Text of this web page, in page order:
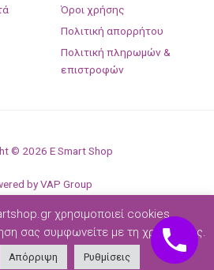
Όροι χρήσης
Πολιτική απορρήτου
Πολιτική πληρωμών &
επιστροφών
© 2026 E Smart Shop
by VAP Group
χρησιμοποιεί cookies,
σας συμφωνείτε με τη χρήση τους.
Απόρριψη Ρυθμίσεις